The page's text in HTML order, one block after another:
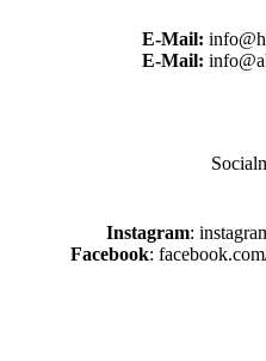
E-Mail:
E-Mail:
Instagram:
Facebook: